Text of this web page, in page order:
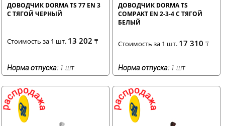
ДОВОДЧИК DORMA TS 77 EN 3
С ТЯГОЙ ЧЕРНЫЙ
Стоимость за 1 шт. 13 202 ₸
Норма отпуска: 1 шт
ДОВОДЧИК DORMA TS
COMPAKT EN 2-3-4 С ТЯГОЙ
БЕЛЫЙ
Стоимость за 1 шт. 17 310₸
Норма отпуска: 1 шт